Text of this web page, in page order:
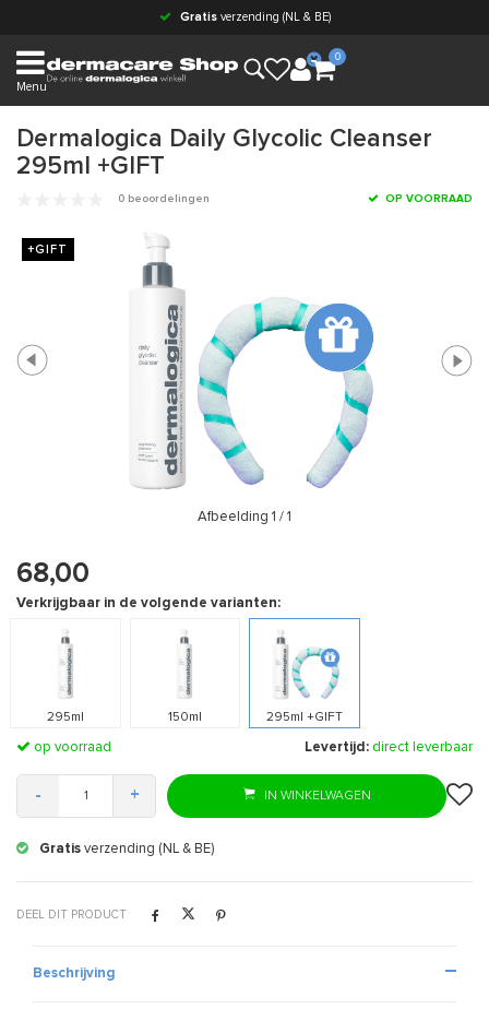
Gratisverzending (NL & BE)
Menu
0
Dermalogica Daily Glycolic Cleanser
295ml +GIFT
0 beoordelingen OP VOORRAAD
+GIFT
Afbeelding 1 / 1
68,00
Verkrijgbaar in de volgende varianten:
295ml 150ml 295ml +GIFT
op voorraad Levertijd: direct leverbaar
- + IN WINKELWAGEN
Gratis verzending (NL & BE)
DEEL DIT PRODUCT
Beschrijving